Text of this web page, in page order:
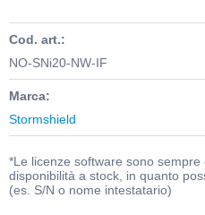
Cod. art.:
NO-SNi20-NW-IF
Marca:
Stormshield
*Le licenze software sono
disponibilità a stock, in quanto
(es. S/N o nome intestatario)